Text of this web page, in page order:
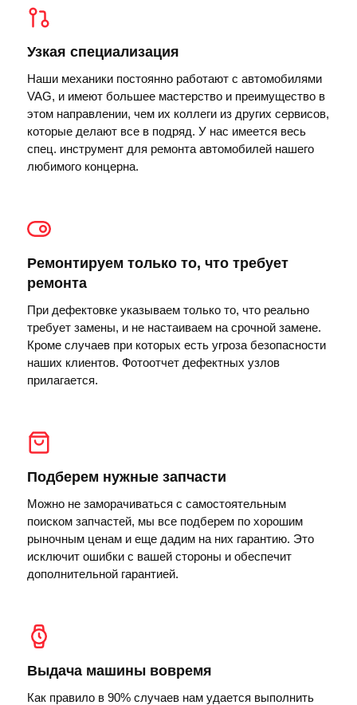
Узкая специализация
Наши механики постоянно работают с автомобилями
VAG, и имеют большее мастерство и преимущество в
этом направлении, чем их коллеги из других сервисов,
которые делают все в подряд. У нас имеется весь
спец. инструмент для ремонта автомобилей нашего
любимого концерна.
Ремонтируем только то, что требует
ремонта
При дефектовке указываем только то, что реально
требует замены, и не настаиваем на срочной замене.
Кроме случаев при которых есть угроза безопасности
наших клиентов. Фотоотчет дефектных узлов
прилагается.
Подберем нужные запчасти
Можно не заморачиваться с самостоятельным
поиском запчастей, мы все подберем по хорошим
рыночным ценам и еще дадим на них гарантию. Это
исключит ошибки с вашей стороны и обеспечит
дополнительной гарантией.
Выдача машины вовремя
Как правило в 90% случаев нам удается выполнить